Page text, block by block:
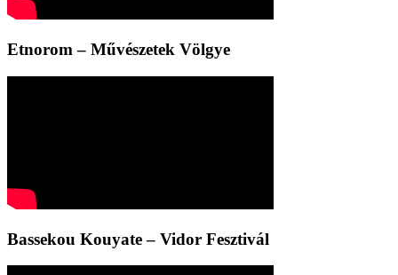
Etnorom – Művészetek Völgye
Bassekou Kouyate – Vidor Fesztivál